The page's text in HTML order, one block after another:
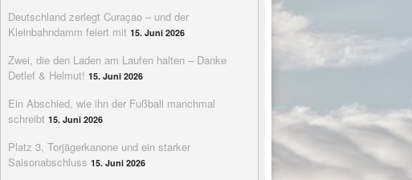
Deutschland zerlegt Curaçao – und der
Kleinbahndamm feiert mit 15. Juni 2026
Zwei, die den Laden am Laufen halten – Danke
Detlef & Helmut! 15. Juni 2026
Ein Abschied, wie ihn der Fußball manchmal
schreibt 15. Juni 2026
Platz 3, Torjägerkanone und ein starker
Saisonabschluss 15. Juni 2026